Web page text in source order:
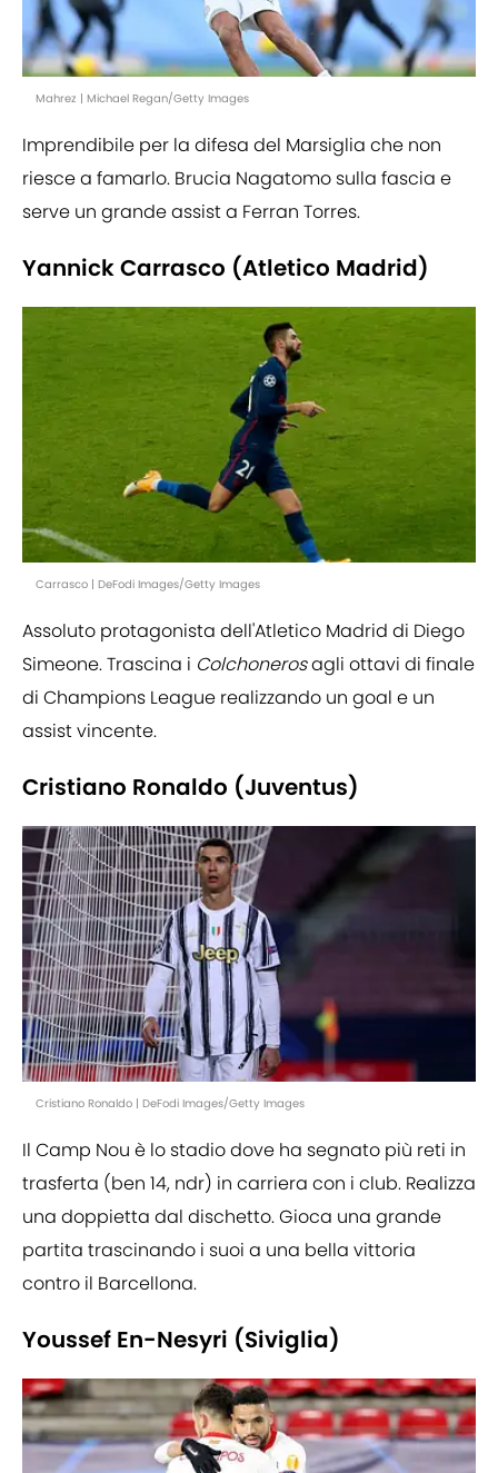
Mahrez | Michael Regan/Getty Images
Imprendibile per la difesa del Marsiglia che non
riesce a famarlo. Brucia Nagatomo sulla fascia e
serve un grande assist a Ferran Torres.
Yannick Carrasco (Atletico Madrid)
Carrasco | DeFodi Images/Getty Images
Assoluto protagonista dell'Atletico Madrid di Diego
Simeone. Trascina i Colchonerosagli ottavi di finale
di Champions League realizzando un goal e un
assist vincente.
Cristiano Ronaldo (Juventus)
Cristiano Ronaldo | DeFodi Images/Getty Images
Il Camp Nou è lo stadio dove ha segnato più reti in
trasferta (ben 14, ndr) in carriera con i club. Realizza
una doppietta dal dischetto. Gioca una grande
partita trascinando i suoi a una bella vittoria
contro il Barcellona.
Youssef En-Nesyri (Siviglia)